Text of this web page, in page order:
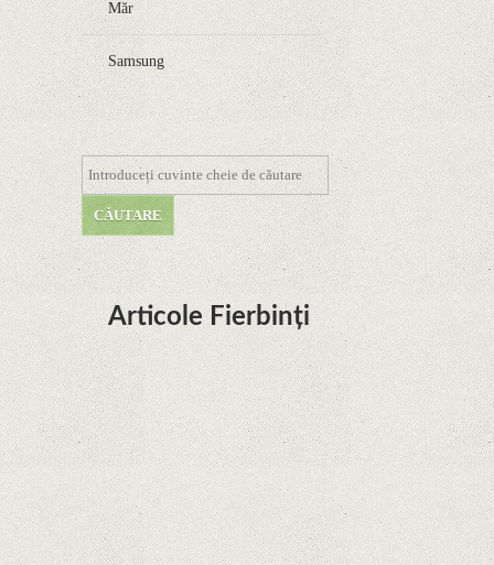
Măr
Samsung
Articole Fierbinți
Dota Anime venind la Netflix în această lună de
la Legenda Korra Studio Mir
Curtea Supremă reglementează în favoarea
Google în Oracle Java Fight